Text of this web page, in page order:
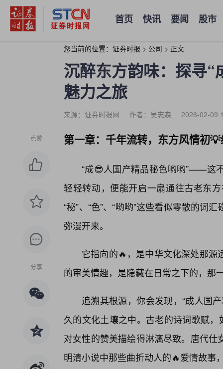
首页 快讯 要闻 股市
您当前的位置： 证券时报 > 公司 > 正文
沉醉东方韵味：探寻
魅力之旅
来源：证券时报网 作者：吴志森 2026-02-09
点赞
分享
第一章：千年流转，东方风情初
“成😎人国产精品秘色哟哟”——这
轻轻转动，便能开启一扇通往古老东方
“秘”、“色”、“哟哟”这些看似零散的词
弥漫开来。
它指向的🔥，是中华文化深处那
的审美情趣，是隐藏在日常之下的，那
追溯其根源，你会发现，“成人国
久的文化土壤之中。古老的诗词歌赋
对女性的赞美描绘得淋漓尽致。唐代
明清小说中那些曲折动人的🔥爱情故事